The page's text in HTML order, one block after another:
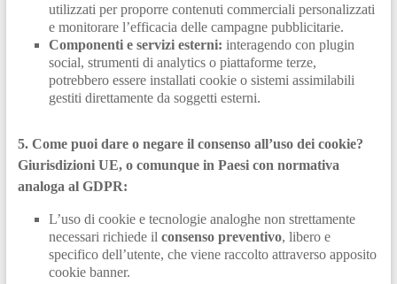
utilizzati per proporre contenuti commerciali personalizzati
e monitorare l’efficacia delle campagne pubblicitarie.
Componenti e servizi esterni: interagendo con plugin
social, strumenti di analytics o piattaforme terze,
potrebbero essere installati cookie o sistemi assimilabili
gestiti direttamente da soggetti esterni.
5. Come puoi dare o negare il consenso all’uso dei cookie?
Giurisdizioni UE, o comunque in Paesi con normativa
analoga al GDPR:
L’uso di cookie e tecnologie analoghe non strettamente
necessari richiede il consenso preventivo, libero e
specifico dell’utente, che viene raccolto attraverso apposito
cookie banner.